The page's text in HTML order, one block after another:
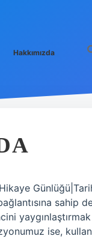
Hakkımızda
sahip
ise,